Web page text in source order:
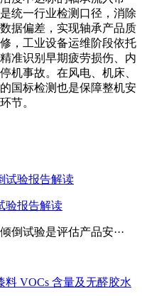
统一行业检测口径，消除
据偏差，实现轴承产品质
，工业设备运维阶段依托
准识别早期疲劳损伤、内
机事故。在风电、机床、
国标检测也是保障整机安
节。
验报告解读
倒试验是评估产品安···